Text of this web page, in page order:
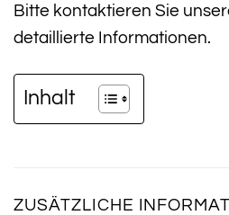
Bitte kontaktieren Sie
detaillierte Informationen.
Inhalt
ZUSÄTZLICHE